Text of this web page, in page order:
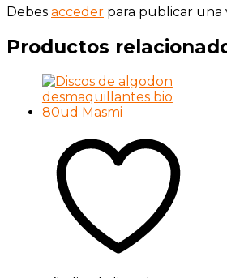
Debes acceder para publicar una
Productos